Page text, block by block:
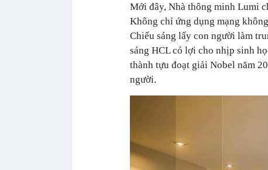
Mới đây, Nhà thông minh Lumi
Không chỉ ứng dụng mạng
Chiếu sáng lấy con người làm
sáng HCL có lợi cho nhịp sinh
thành tựu đoạt giải Nobel năm
người.